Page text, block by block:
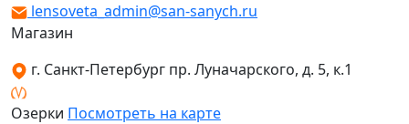
lensoveta_admin@san-sanych.ru
Магазин
г. Санкт-Петербург пр. Луначарского, д. 5, к.1
Озерки Посмотреть на карте